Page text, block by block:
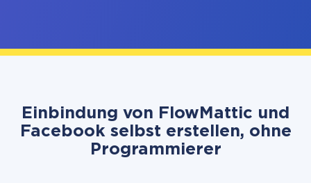
Einbindung von FlowMattic und
Facebook selbst erstellen, ohne
Programmierer